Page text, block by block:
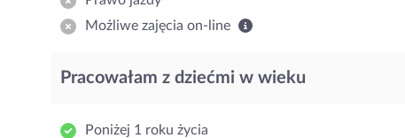
Możliwe zajęcia on-line
Pracowałam z dziećmi w wieku
Poniżej 1 roku życia